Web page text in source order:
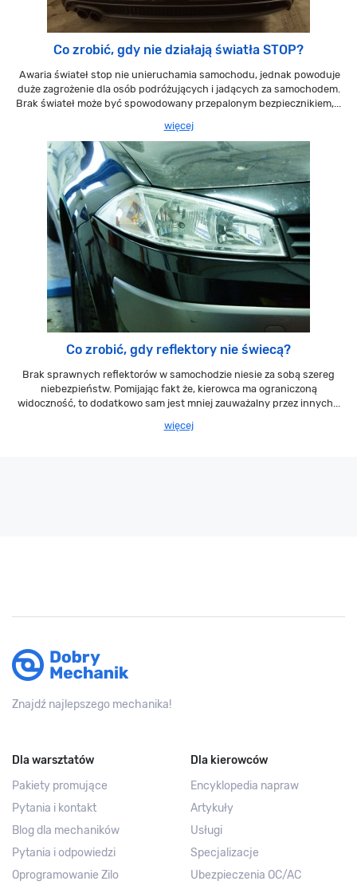
Co zrobić, gdy nie działają światła STOP?
Awaria świateł stop nie unieruchamia samochodu, jednak powoduje
duże zagrożenie dla osób podróżujących i jadących za samochodem.
Brak świateł może być spowodowany przepalonym bezpiecznikiem,...
więcej
Co zrobić, gdy reflektory nie świecą?
Brak sprawnych reflektorów w samochodzie niesie za sobą szereg
niebezpieństw. Pomijając fakt że, kierowca ma ograniczoną
widoczność, to dodatkowo sam jest mniej zauważalny przez innych...
więcej
Znajdź najlepszego mechanika!
Dla warsztatów
Pakiety promujące
Pytania i kontakt
Blog dla mechaników
Pytania i odpowiedzi
Oprogramowanie Zilo
Dla kierowców
Encyklopedia napraw
Artykuły
Usługi
Specjalizacje
Ubezpieczenia OC/AC